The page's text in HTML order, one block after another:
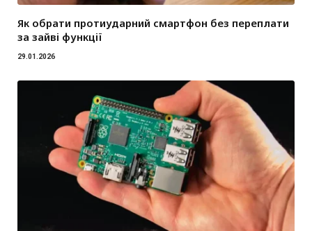
Як обрати протиударний смартфон без переплати
за зайві функції
29.01.2026